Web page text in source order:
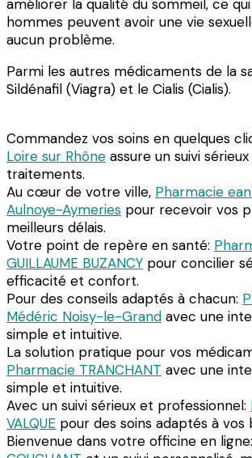
améliorer la qualité du sommeil, ce
hommes peuvent avoir une vie
aucun problème.
Parmi les autres médicaments de la
Sildénafil (Viagra) et le Cialis (Cialis).
Commandez vos soins en quelques
Loire sur Rhône assure un suivi
traitements.
Au cœur de votre ville, Pharmacie
Aulnoye-Aymeries pour recevoir vos
meilleurs délais.
Votre point de repère en santé:
GUILLAUME BUZANCY pour concilier
efficacité et confort.
Pour des conseils adaptés à chacun:
Médéric Noisy-le-Grand avec une
simple et intuitive.
La solution pratique pour vos
Pharmacie TRANCHANT avec une
simple et intuitive.
Avec un suivi sérieux et professionnel:
VALQUE pour des soins adaptés à vos
Bienvenue dans votre officine en ligne: